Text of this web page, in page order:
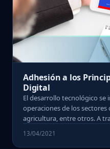
Adhesión a los
Digital
El desarrollo tecnológico se
operaciones de los
agricultura, entre otros. A
13/04/2021